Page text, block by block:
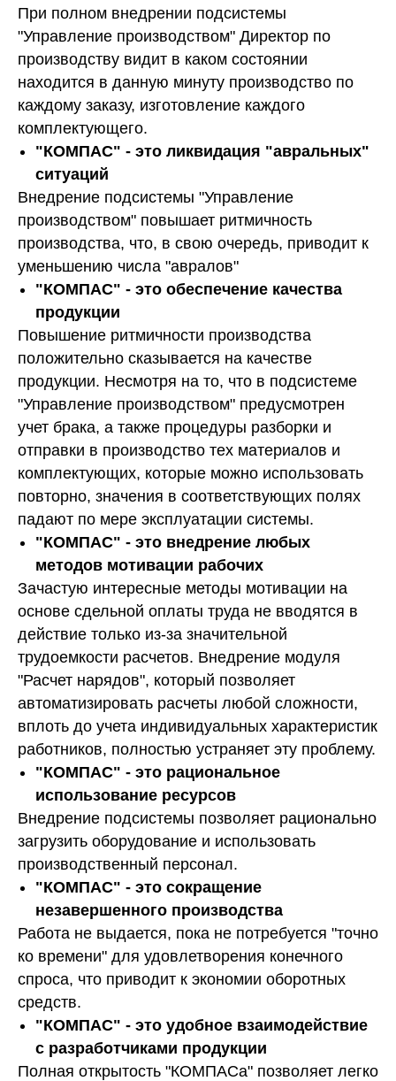
При полном внедрении подсистемы
"Управление производством" Директор по
производству видит в каком состоянии
находится в данную минуту производство по
каждому заказу, изготовление каждого
комплектующего.
"КОМПАС" - это ликвидация "авральных"
ситуаций
Внедрение подсистемы "Управление
производством" повышает ритмичность
производства, что, в свою очередь, приводит к
уменьшению числа "авралов"
"КОМПАС" - это обеспечение качества
продукции
Повышение ритмичности производства
положительно сказывается на качестве
продукции. Несмотря на то, что в подсистеме
"Управление производством" предусмотрен
учет брака, а также процедуры разборки и
отправки в производство тех материалов и
комплектующих, которые можно использовать
повторно, значения в соответствующих полях
падают по мере эксплуатации системы.
"КОМПАС" - это внедрение любых
методов мотивации рабочих
Зачастую интересные методы мотивации на
основе сдельной оплаты труда не вводятся в
действие только из-за значительной
трудоемкости расчетов. Внедрение модуля
"Расчет нарядов", который позволяет
автоматизировать расчеты любой сложности,
вплоть до учета индивидуальных характеристик
работников, полностью устраняет эту проблему.
"КОМПАС" - это рациональное
использование ресурсов
Внедрение подсистемы позволяет рационально
загрузить оборудование и использовать
производственный персонал.
"КОМПАС" - это сокращение
незавершенного производства
Работа не выдается, пока не потребуется "точно
ко времени" для удовлетворения конечного
спроса, что приводит к экономии оборотных
средств.
"КОМПАС" - это удобное взаимодействие
с разработчиками продукции
Полная открытость "КОМПАСа" позволяет легко